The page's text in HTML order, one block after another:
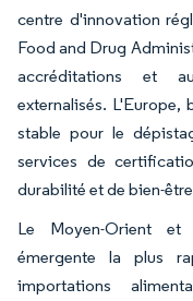
centre d'innovation
Food and Drug
accréditations et
externalisés. L'Europe,
stable pour le
services de
durabilité et de bien-
Le Moyen-Orient et
émergente la plus
importations